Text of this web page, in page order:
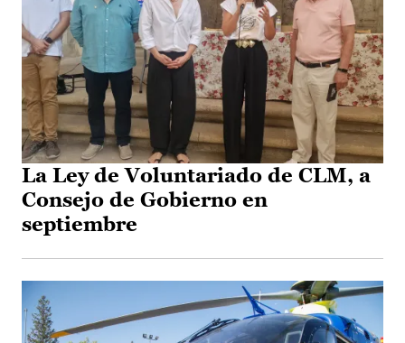
La Ley de Voluntariado de CLM, a
Consejo de Gobierno en
septiembre